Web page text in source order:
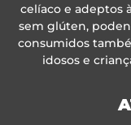
celíaco e adeptos
sem glúten,
consumidos
idosos e